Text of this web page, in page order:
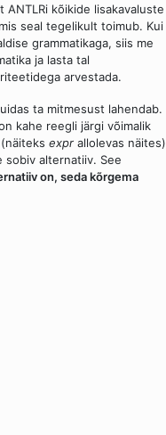
kõikide lisakavaluste
seal tegelikult toimub. Kui
grammatikaga, siis me
ja lasta tal
arvestada.
ta mitmesust lahendab.
kahe reegli järgi võimalik
expr allolevas näites)
sobiv alternatiiv. See
on, seda kõrgema